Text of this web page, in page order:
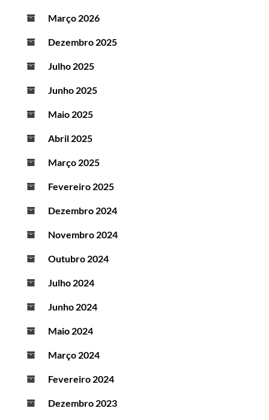
Março 2026
Dezembro 2025
Julho 2025
Junho 2025
Maio 2025
Abril 2025
Março 2025
Fevereiro 2025
Dezembro 2024
Novembro 2024
Outubro 2024
Julho 2024
Junho 2024
Maio 2024
Março 2024
Fevereiro 2024
Dezembro 2023